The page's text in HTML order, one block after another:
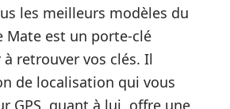
les meilleurs modèles du
Mate est un porte-clé
retrouver vos clés. Il
de localisation qui vous
GPS, quant à lui, offre une